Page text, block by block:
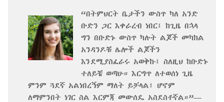
“በትምህርት ቤታችን ውስጥ ካለ አንድ
ቡድን ጋር እቀራረብ ነበር፤ ከጊዜ በኋላ
ግን በቡድኑ ውስጥ ካሉት ልጆች መካከል
አንዳንዶቹ ሌሎች ልጆችን
እንደሚያስፈራሩ አወቅኩ፤ ስለዚህ ከቡድኑ
ተለይቼ ወጣሁ። እርግጥ ለተወሰነ ጊዜ
ምንም ጓደኛ አልነበረኝም ማለት ይቻላል፤ ሆኖም
ለማምንበት ነገር ስል እርምጃ መውሰዴ አስደስቶኛል።”—